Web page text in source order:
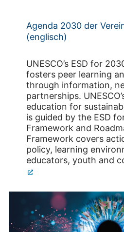
Agenda 2030 der
(englisch)
UNESCO’s ESD for
fosters peer learning
through information,
partnerships.
education for
is guided by the ESD
Framework and
Framework covers
policy, learning
educators, youth and